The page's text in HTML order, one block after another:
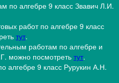
по алгебре 9 класс Звавич Л.И.
работ по алгебре 9 класс
тут.
работам по алгебре и
можно посмотреть тут.
алгебре 9 класс Рурукин А.Н.